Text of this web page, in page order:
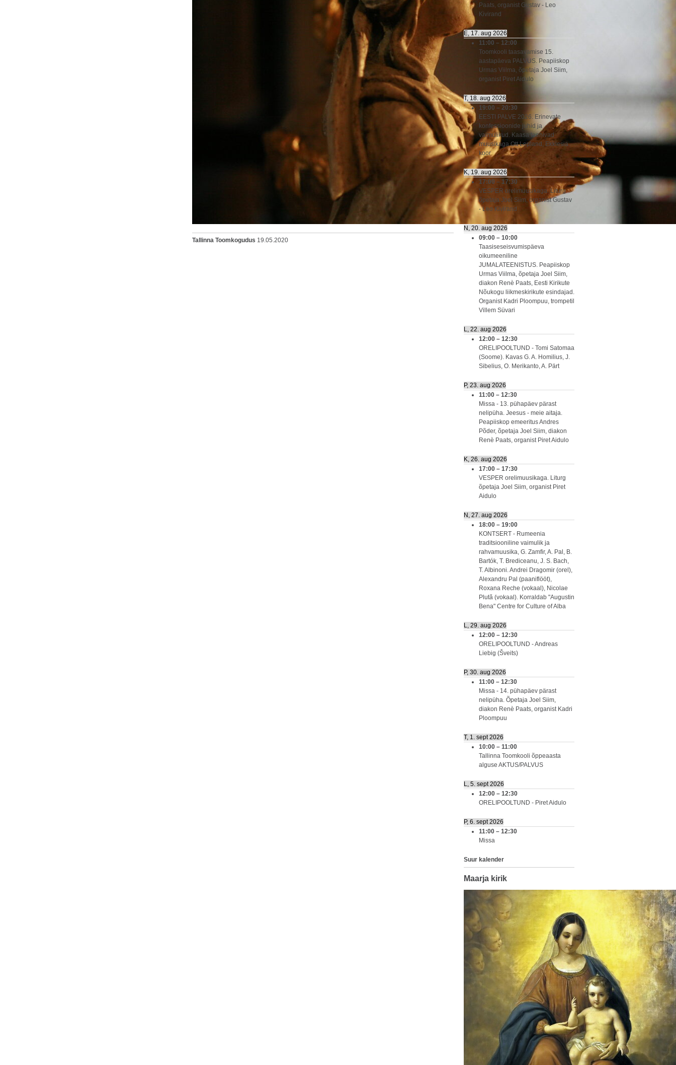
Tallinna Toomkogudus 19.05.2020
Paats, organist Gustav - Leo
Kivirand
E, 17. aug 2026
11:00 – 12:00
Toomkooli taasavamise 15.
aastapäeva PALVUS. Peapiiskop
Urmas Viilma, õpetaja Joel Siim,
organist Piret Aidulo
T, 18. aug 2026
19:00 – 20:30
EESTI PALVE 2026. Erinevate
konfessioonide juhid ja
vaimulikud. Kaasa teenivad
muusikaga Ott Lepland, Ekklesia
koor
K, 19. aug 2026
17:00 – 17:30
VESPER orelimuusikaga. Liturg
õpetaja Joel Siim, organist Gustav
- Leo Kivirand
N, 20. aug 2026
09:00 – 10:00
Taasiseseisvumispäeva
oikumeeniline
JUMALATEENISTUS. Peapiiskop
Urmas Viilma, õpetaja Joel Siim,
diakon Renè Paats, Eesti Kirikute
Nõukogu liikmeskirikute esindajad.
Organist Kadri Ploompuu, trompetil
Villem Süvari
L, 22. aug 2026
12:00 – 12:30
ORELIPOOLTUND - Tomi Satomaa
(Soome). Kavas G. A. Homilius, J.
Sibelius, O. Merikanto, A. Pärt
P, 23. aug 2026
11:00 – 12:30
Missa - 13. pühapäev pärast
nelipüha. Jeesus - meie aitaja.
Peapiiskop emeeritus Andres
Põder, õpetaja Joel Siim, diakon
Renè Paats, organist Piret Aidulo
K, 26. aug 2026
17:00 – 17:30
VESPER orelimuusikaga. Liturg
õpetaja Joel Siim, organist Piret
Aidulo
N, 27. aug 2026
18:00 – 19:00
KONTSERT - Rumeenia
traditsiooniline vaimulik ja
rahvamuusika, G. Zamfir, A. Pal, B.
Bartók, T. Brediceanu, J. S. Bach,
T. Albinoni. Andrei Dragomir (orel),
Alexandru Pal (paaniflööt),
Roxana Reche (vokaal), Nicolae
Plută (vokaal). Korraldab "Augustin
Bena" Centre for Culture of Alba
L, 29. aug 2026
12:00 – 12:30
ORELIPOOLTUND - Andreas
Liebig (Šveits)
P, 30. aug 2026
11:00 – 12:30
Missa - 14. pühapäev pärast
nelipüha. Õpetaja Joel Siim,
diakon Renè Paats, organist Kadri
Ploompuu
T, 1. sept 2026
10:00 – 11:00
Tallinna Toomkooli õppeaasta
alguse AKTUS/PALVUS
L, 5. sept 2026
12:00 – 12:30
ORELIPOOLTUND - Piret Aidulo
P, 6. sept 2026
11:00 – 12:30
Missa
Suur kalender
Maarja kirik